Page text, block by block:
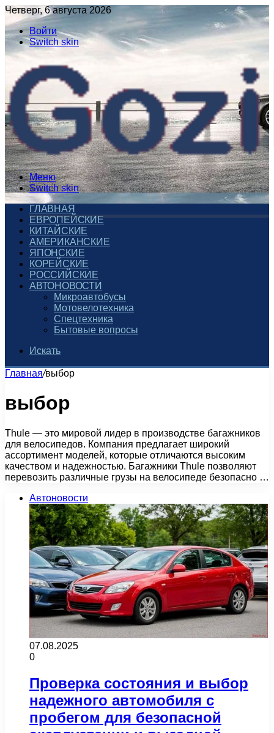
Четверг, 6 августа 2026
Войти
Switch skin
Меню
Switch skin
ГЛАВНАЯ
ЕВРОПЕЙСКИЕ
КИТАЙСКИЕ
АМЕРИКАНСКИЕ
ЯПОНСКИЕ
КОРЕЙСКИЕ
РОССИЙСКИЕ
АВТОНОВОСТИ
Микроавтобусы
Мотовелотехника
Спецтехника
Бытовые вопросы
Искать
Главная/выбор
выбор
Thule — это мировой лидер в производстве багажников
для велосипедов. Компания предлагает широкий
ассортимент моделей, которые отличаются высоким
качеством и надежностью. Багажники Thule позволяют
перевозить различные грузы на велосипеде безопасно …
Автоновости
07.08.2025
0
Проверка состояния и выбор
надежного автомобиля с
пробегом для безопасной